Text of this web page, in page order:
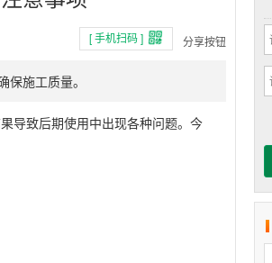
[ 手机扫码 ] 分享按钮
施工质量。
导致后期使用中出现各种问题。今